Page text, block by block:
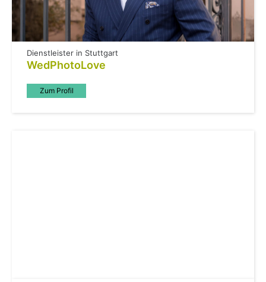
Dienstleister in Stuttgart
WedPhotoLove
Zum Profil